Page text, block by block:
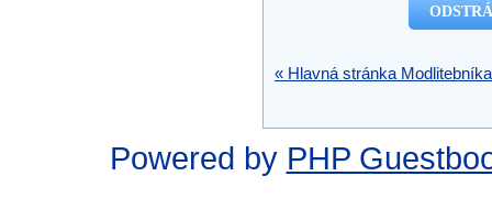
« Hlavná stránka Modlitebníka
Powered by PHP